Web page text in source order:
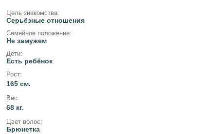
Цель знакомства:
Серьёзные отношения
Семейное положение:
Не замужем
Дети:
Есть ребёнок
Рост:
165 см.
Вес:
68 кг.
Цвет волос:
Брюнетка